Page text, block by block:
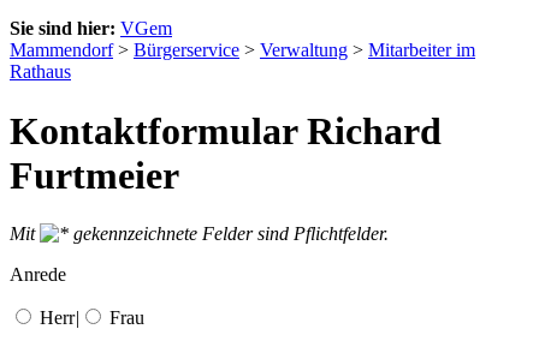
Sie sind hier: VGem
Mammendorf> Bürgerservice > Verwaltung > Mitarbeiter im
Rathaus
Kontaktformular Richard
Furtmeier
Mit
gekennzeichnete Felder sind Pflichtfelder.
Anrede
Herr| Frau